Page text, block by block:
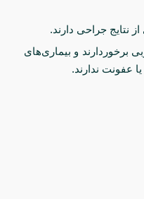
از نتایج جراحی دارند.
برخوردارند و بیماری‌های
ندارند.